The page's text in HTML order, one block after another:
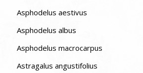
Asphodelus aestivus
Asphodelus albus
Asphodelus macrocarpus
Astragalus angustifolius